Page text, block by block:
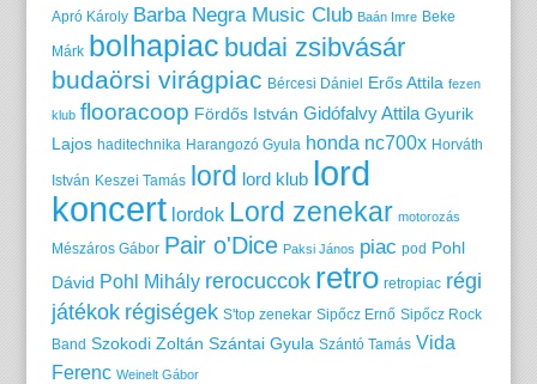
Apró Károly Barba Negra Music Club Baán Imre Beke
Márk bolhapiac budai zsibvásár
budaörsi virágpiac Bércesi Dániel Erős Attila fezen
klub flooracoop Fördős István Gidófalvy Attila Gyurik
Lajos haditechnika Harangozó Gyula honda nc700x Horváth
István Keszei Tamás lord lord klub lord
koncert lordok Lord zenekar motorozás
Mészáros Gábor Pair o'Dice Paksi János piac pod Pohl
Dávid Pohl Mihály rerocuccok retro retropiac régi
játékok régiségek S'top zenekar Sipőcz Ernő Sipőcz Rock
Band Szokodi Zoltán Szántai Gyula Szántó Tamás Vida
Ferenc Weinelt Gábor